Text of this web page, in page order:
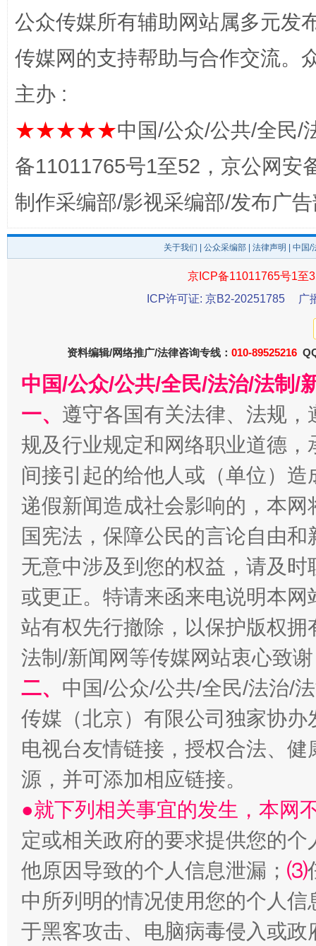
完善运行机制助力责任有效落实 一纸欠
东山县通报“牛蛙产品抗生素超标问题” 法
千年窑火 生生不息 一
揭开“小金库”的免责幌子
受贿1.44亿！段成刚被判无期 从幼
公众传媒所有辅助网站属多元发
传媒网的支持帮助与合作交流。
主办 :
★★★★★中国/公众/公共/全民/
备11011765号1至52，京公网安
制作采编部/影视采编部/发布广
关于我们 公众采编部 法律声明 | 中国
京ICP备11011765号1至
ICP许可证: 京B2-20251785
广
资料编辑/网络推广/法律咨询专线： 010-89525216
中国/公众/公共/全民/法治/法制/
一、 遵守各国有关法律、法规
规及行业规定和网络职业道德
间接引起的给他人或（单位）
递假新闻造成社会影响的，本
国宪法，保障公民的言论自由
无意中涉及到您的权益，请及
或更正。特请来函来电说明本
站有权先行撤除，以保护版权
法制/新闻网等传媒网站衷心致
二、 中国/公众/公共/全民/法治/
传媒（北京）有限公司独家协
电视台友情链接，授权合法、
源，并可添加相应链接。
●就下列相关事宜的发生，本网
定或相关政府的要求提供您的个
他原因导致的个人信息泄漏； ⑶
中所列明的情况使用您的个人
于黑客攻击、电脑病毒侵入或